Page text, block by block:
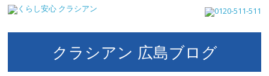
クラシアン 広島ブログ